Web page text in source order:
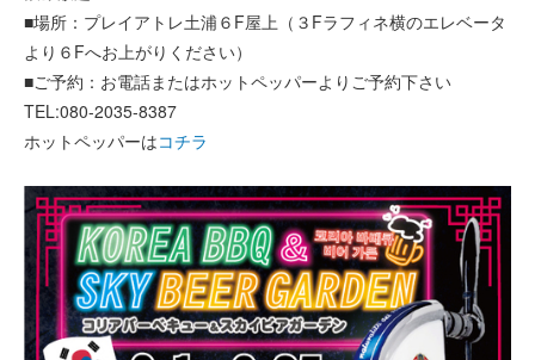
■場所：プレイアトレ土浦６F屋上（３Fラフィネ横のエレベータ
より６Fへお上がりください）
■ご予約：お電話またはホットペッパーよりご予約下さい
TEL:080-2035-8387
ホットペッパーはコチラ